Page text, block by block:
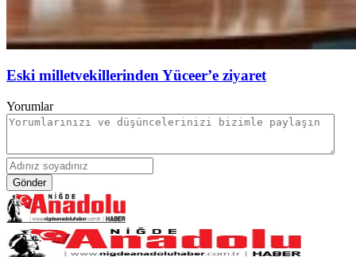
Eski milletvekillerinden Yüceer’e ziyaret
Yorumlar
Gönder